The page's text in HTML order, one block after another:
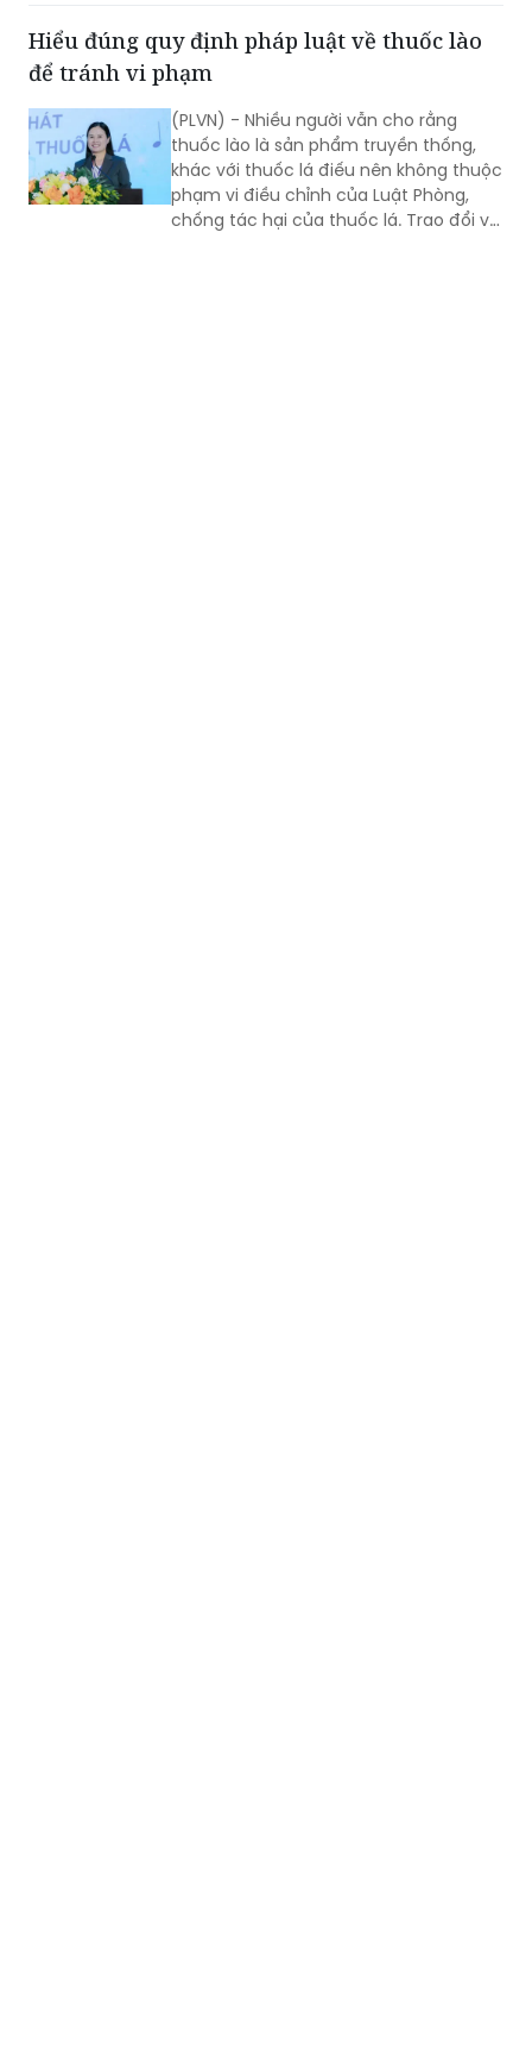
người châu Á.
(PLVN) - Nhiều người vẫn cho rằng
thuốc lào là sản phẩm truyền thống,
khác với thuốc lá điếu nên không thuộc
phạm vi điều chỉnh của Luật Phòng,
chống tác hại của thuốc lá. Trao đổi với
phóng viên Báo Pháp luật Việt Nam, Ths.
Nguyễn Thị Thu Hương - chuyên gia về
phòng, chống tác hại của thuốc lá